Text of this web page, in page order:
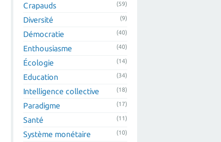
Crapauds
(59)
Diversité (9)
Démocratie (40)
Enthousiasme (40)
Écologie (14)
Education (34)
Intelligence collective (18)
Paradigme (17)
Santé (11)
Système monétaire (10)